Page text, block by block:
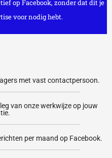
op Facebook, zonder dat dit je
voor nodig hebt.
met vast contactpersoon.
van onze werkwijze op jouw
per maand op Facebook.